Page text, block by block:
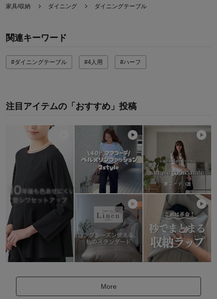
家具/収納 ダイニング ダイニングテーブル
関連キーワード
#ダイニングテーブル #4人用 #ハーフ
注目アイテムの「おすすめ」投稿
More